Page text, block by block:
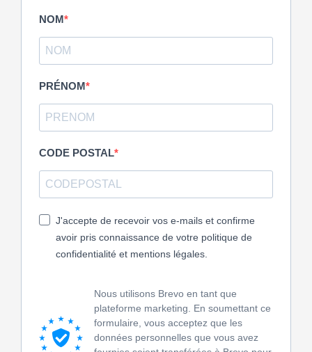
NOM
PRÉNOM
CODE POSTAL
J'accepte de recevoir vos e-mails et confirme
avoir pris connaissance de votre politique de
confidentialité et mentions légales.
Nous utilisons Brevo en tant que
plateforme marketing. En soumettant ce
formulaire, vous acceptez que les
données personnelles que vous avez